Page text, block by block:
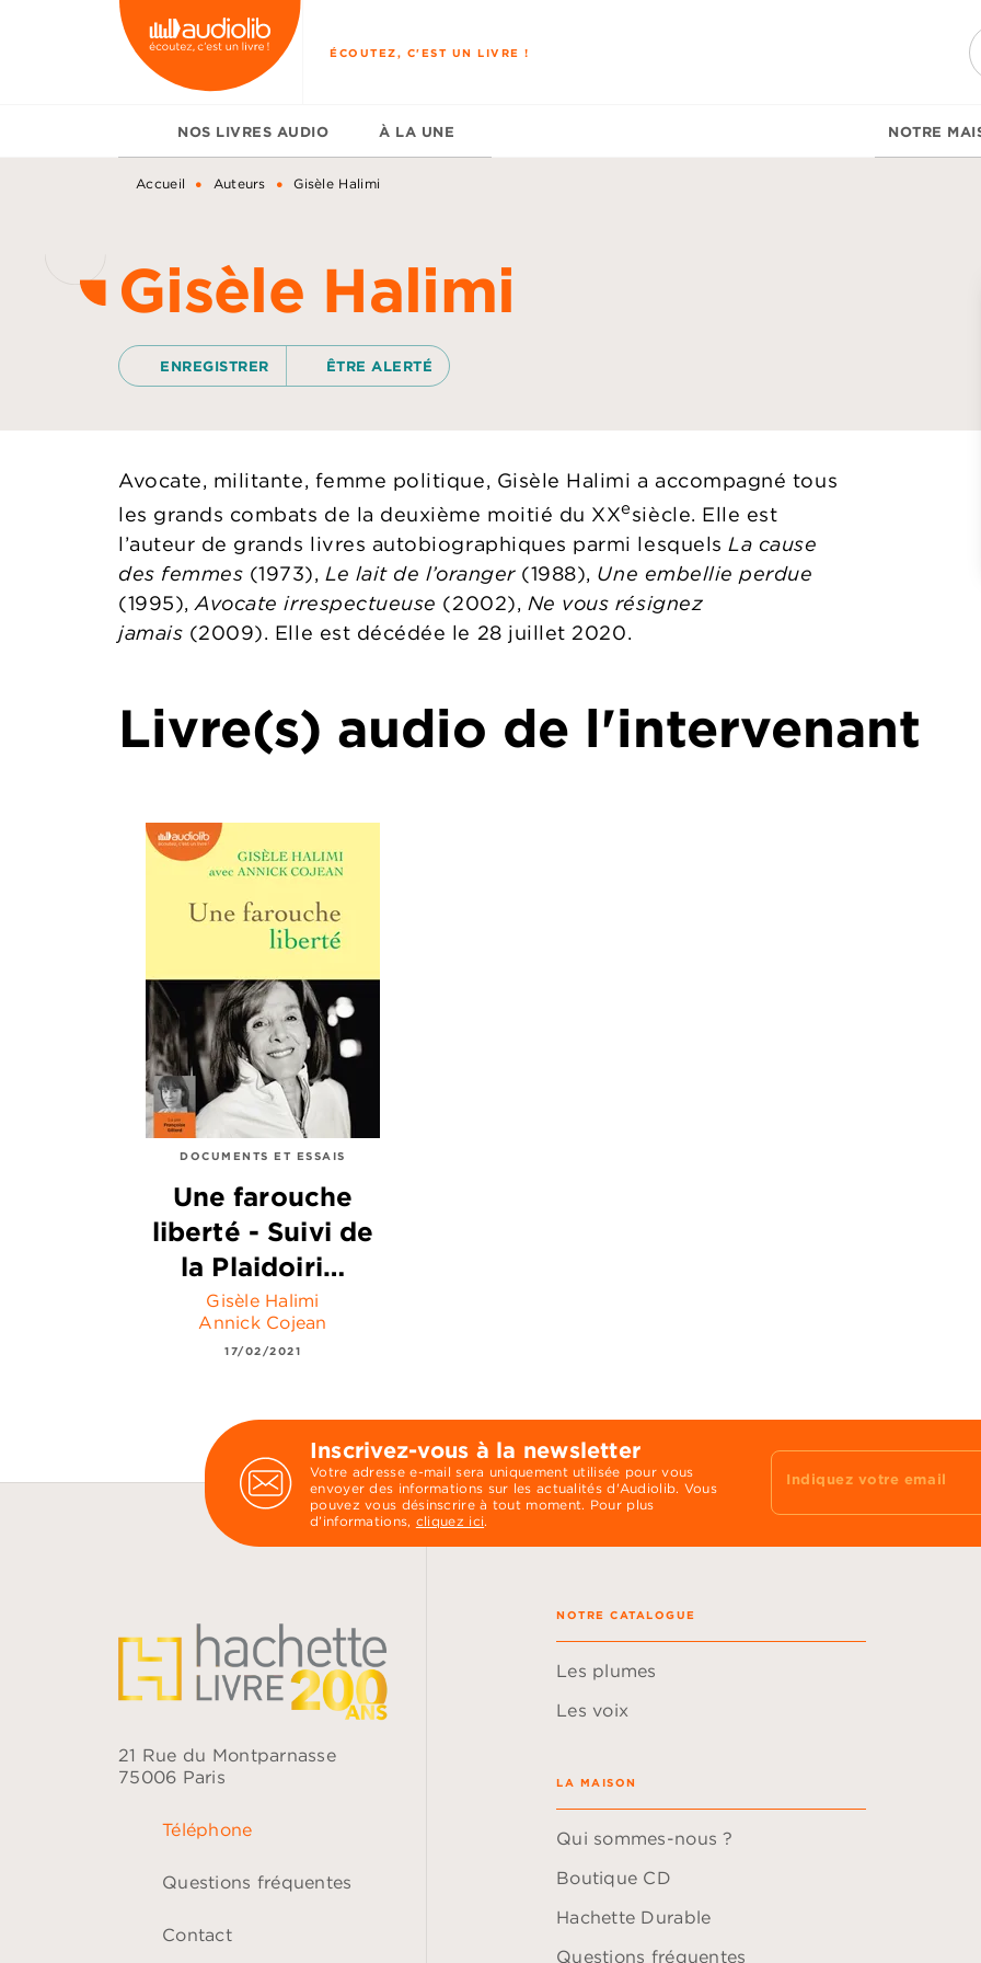
MENU RECHERCHE
ÉCOUTEZ, C'EST UN LIVRE !
NOS LIVRES AUDIO À LA UNE NOTRE
Accueil • Auteurs • Gisèle Halimi
Gisèle Halimi
ENREGISTRER ÊTRE ALERTÉ
Avocate, militante, femme politique, Gisèle Halimi a accompagné tous
les grands combats de la deuxième moitié du XXesiècle. Elle est
l’auteur de grands livres autobiographiques parmi lesquelsLa cause
des femmes (1973),Le lait de l’oranger(1988), Une embellie perdue
(1995),Avocate irrespectueuse (2002), Ne vous résignez
jamais (2009). Elle est décédée le 28 juillet 2020.
Livre(s) audio de l'intervenant
DOCUMENTS ET ESSAIS
Une farouche
liberté - Suivi de
la Plaidoiri…
Gisèle Halimi
Annick Cojean
17/02/2021
Inscrivez-vous à la newsletter
Votre adresse e-mail sera uniquement utilisée pour vous
envoyer des informations sur les actualités d'Audiolib. Vous
pouvez vous désinscrire à tout moment. Pour plus
d’informations, cliquez ici.
Indiquez votre email
21 Rue du Montparnasse
75006 Paris
Téléphone
Questions fréquentes
Contact
NOTRE CATALOGUE
Les plumes
Les voix
LA MAISON
Qui sommes-nous ?
Boutique CD
Hachette Durable
Questions fréquentes